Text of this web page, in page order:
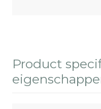
Product